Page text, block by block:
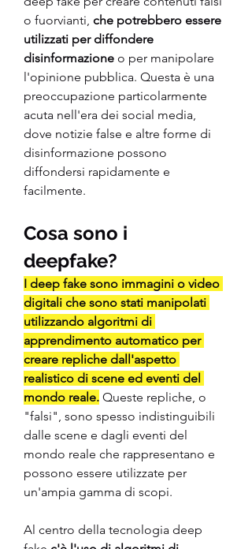
o fuorvianti, che potrebbero essere
utilizzati per diffondere
disinformazione o per manipolare
l'opinione pubblica. Questa è una
preoccupazione particolarmente
acuta nell'era dei social media,
dove notizie false e altre forme di
disinformazione possono
diffondersi rapidamente e
facilmente.
Cosa sono i
deepfake?
I deep fake sono immagini o video
digitali che sono stati manipolati
utilizzando algoritmi di
apprendimento automatico per
creare repliche dall'aspetto
realistico di scene ed eventi del
mondo reale. Queste repliche, o
"falsi", sono spesso indistinguibili
dalle scene e dagli eventi del
mondo reale che rappresentano e
possono essere utilizzate per
un'ampia gamma di scopi.
Al centro della tecnologia deep